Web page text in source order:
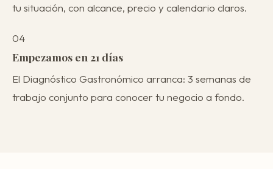
tu situación, con alcance, precio y calendario claros.
04
Empezamos en 21 días
El Diagnóstico Gastronómico arranca: 3 semanas de
trabajo conjunto para conocer tu negocio a fondo.